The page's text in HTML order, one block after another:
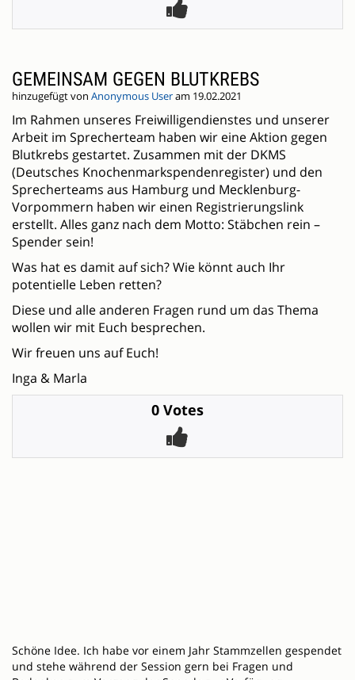
GEMEINSAM GEGEN BLUTKREBS
hinzugefügt von Anonymous Useram 19.02.2021
Im Rahmen unseres Freiwilligendienstes und unserer
Arbeit im Sprecherteam haben wir eine Aktion gegen
Blutkrebs gestartet. Zusammen mit der DKMS
(Deutsches Knochenmarkspendenregister) und den
Sprecherteams aus Hamburg und Mecklenburg-
Vorpommern haben wir einen Registrierungslink
erstellt. Alles ganz nach dem Motto: Stäbchen rein –
Spender sein!
Was hat es damit auf sich? Wie könnt auch Ihr
potentielle Leben retten?
Diese und alle anderen Fragen rund um das Thema
wollen wir mit Euch besprechen.
Wir freuen uns auf Euch!
Inga & Marla
0 Votes
Schöne Idee. Ich habe vor einem Jahr Stammzellen gespendet
und stehe während der Session gern bei Fragen und